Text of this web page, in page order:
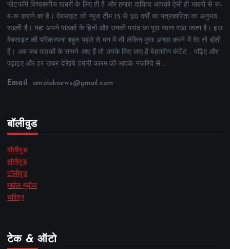
प्लेटफॉर्म विश्वसनीय खबरों के लिए ही है और हमारा दायित्व आपको ऐसी ही खबरों से रू-
ब-रू कराने का है। वेबसाइट की न्यूज टीम 15 से 20 वर्षों का पत्रकारिता का अनुभव
रखती है। यहां अपने पाठकों के हितों और उनकी पसंद का पूरा ध्यान रखा जाता है। इस
वेबसाइट की परिकल्पना बहुत पहले से मन में थी लेकिन कुछ अच्छा करने में देर तो होती
है। अब जब पाठकों के सामने आए हैं तो उनके लिए लाए हैं बेहतरीन कंटेंट .. पढ़िए और
पढ़ाइए और हर खबर देखिये हमारी कलम की आपके नजरिये से ..
Email : amolaknews@gmail.com
बॉलीवुड
बॉलीवुड
हॉलीवुड
टॉलीवुड
मार्वल मूवीज
चरित्र
टेक & ऑटो